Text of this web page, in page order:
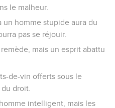
le malheur.
un homme stupide aura du
pas se réjouir.
mais un esprit abattu
de-vin offerts sous le
droit.
intelligent, mais les